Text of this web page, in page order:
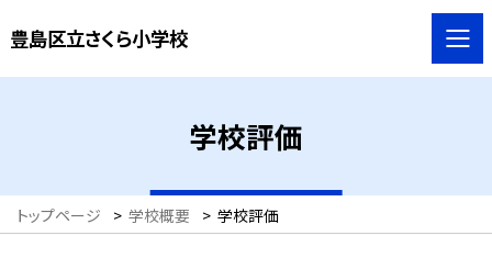
豊島区立さくら小学校
学校評価
トップページ > 学校概要 > 学校評価